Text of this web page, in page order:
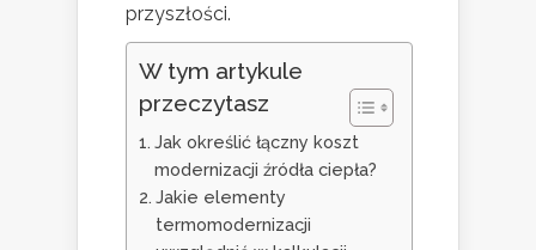
przyszłości.
W tym artykule
przeczytasz
Jak określić łączny koszt
modernizacji źródła ciepła?
Jakie elementy
termomodernizacji